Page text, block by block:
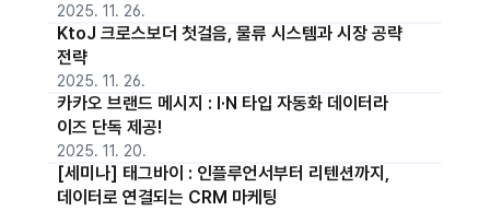
2025. 11. 26.
KtoJ 크로스보더 첫걸음, 물류 시스템과 시장 공략
전략
2025. 11. 26.
카카오 브랜드 메시지 : I·N 타입 자동화 데이터라
이즈 단독 제공!
2025. 11. 20.
[세미나] 태그바이 : 인플루언서부터 리텐션까지,
데이터로 연결되는 CRM 마케팅